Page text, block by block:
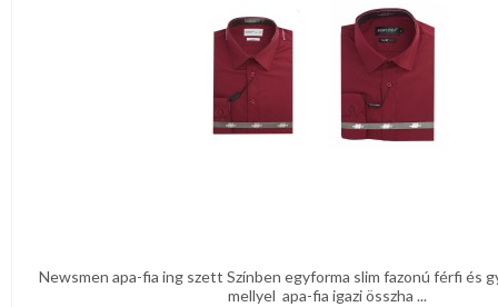
Newsmen apa-fia ing szett Színben egyforma slim fazonú férfi és
mellyel apa-fia igazi összha ...